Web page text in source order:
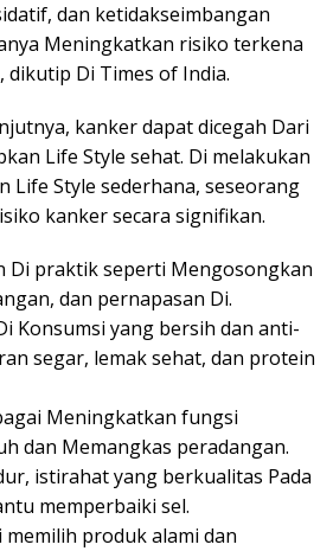
dan ketidakseimbangan
Meningkatkan risiko terkena
dikutip Di Times of India.
kanker dapat dicegah Dari
Life Style sehat. Di melakukan
Life Style sederhana, seseorang
kanker secara signifikan.
Di praktik seperti Mengosongkan
dan pernapasan Di.
Konsumsi yang bersih dan anti-
segar, lemak sehat, dan protein
Meningkatkan fungsi
dan Memangkas peradangan.
istirahat yang berkualitas Pada
memperbaiki sel.
memilih produk alami dan